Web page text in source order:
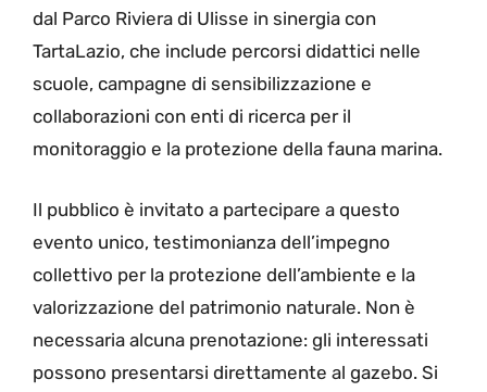
dal Parco Riviera di Ulisse in sinergia con
TartaLazio, che include percorsi didattici nelle
scuole, campagne di sensibilizzazione e
collaborazioni con enti di ricerca per il
monitoraggio e la protezione della fauna marina.
Il pubblico è invitato a partecipare a questo
evento unico, testimonianza dell’impegno
collettivo per la protezione dell’ambiente e la
valorizzazione del patrimonio naturale. Non è
necessaria alcuna prenotazione: gli interessati
possono presentarsi direttamente al gazebo. Si